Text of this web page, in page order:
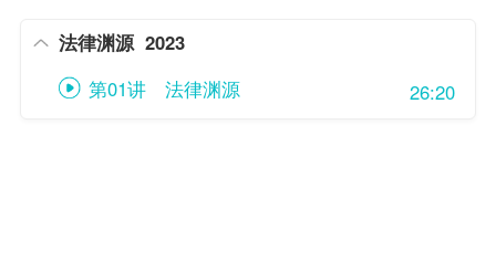
法律渊源 2023
26:20
第01讲 法律渊源